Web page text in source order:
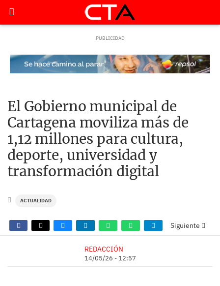
El Gobierno municipal de
Cartagena moviliza más de
1,12 millones para cultura,
deporte, universidad y
transformación digital
ACTUALIDAD
Siguiente
REDACCIÓN
14/05/26 - 12:57